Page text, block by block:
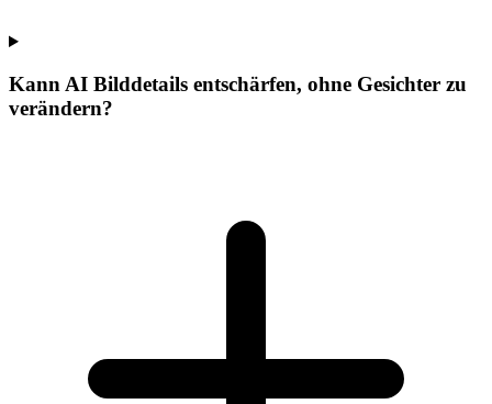
Kann AI Bilddetails entschärfen, ohne Gesichter zu
verändern?